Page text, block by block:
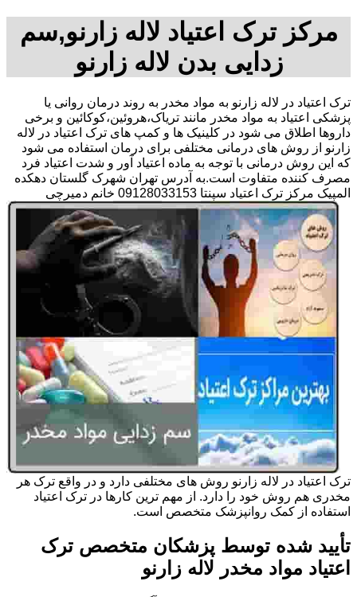
مرکز ترک اعتیاد لاله زارنو,سم
زدایی بدن لاله زارنو
ترک اعتیاد در لاله زارنو به مواد مخدر به روند درمان روانی یا
پزشکی اعتیاد به مواد مخدر مانند تریاک،هروئین،کوکائین و برخی
داروها اطلاق می شود در کلینیک ها و کمپ های ترک اعتیاد در لاله
زارنو از روش های درمانی مختلفی برای درمان استفاده می شود
که این روش درمانی با توجه به ماده اعتیاد آور و شدت اعتیاد فرد
مصرف کننده متفاوت است.به آدرس تهران شهرک گلستان دهکده
المپیک مرکز ترک اعتیاد سپنتا 09128033153 خانم دمیرچی
ترک اعتیاد در لاله زارنو روش های مختلفی دارد و در واقع ترک هر
مخدری هم روش خود را دارد. از مهم ترین کارها در ترک اعتیاد
استفاده از کمک روانپزشک متخصص است.
تأیید شده توسط پزشکان متخصص ترک
اعتیاد مواد مخدر لاله زارنو